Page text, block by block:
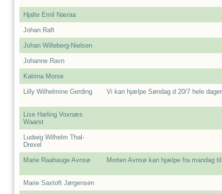
Hjalte Emil Næraa
Johan Raft
Johan Willeberg-Nielsen
Johanne Ravn
Katrina Morse
Lilly Wilhelmine Gerding Vi kan hjælpe Søndag d 20/7 hele
Lise Harling Voxnæs
Waarst
Ludwig Wilhelm Thal-
Drexel
Marie Raahauge Avnsø Morten Avnsø kan hjælpe fra mandag
Marie Saxtoft Jørgensen